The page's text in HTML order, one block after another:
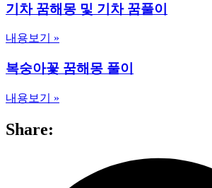
기차 꿈해몽 및 기차 꿈풀이
내용보기 »
복숭아꽃 꿈해몽 풀이
내용보기 »
Share: